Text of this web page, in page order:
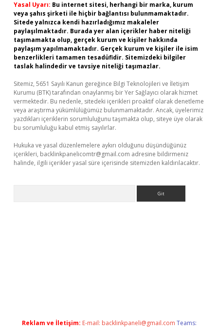
Yasal Uyarı: Bu internet sitesi, herhangi bir marka, kurum
veya şahıs şirketi ile hiçbir bağlantısı bulunmamaktadır.
Sitede yalnızca kendi hazırladığımız makaleler
paylaşılmaktadır. Burada yer alan içerikler haber niteliği
taşımamakta olup, gerçek kurum ve kişiler hakkında
paylaşım yapılmamaktadır. Gerçek kurum ve kişiler ile isim
benzerlikleri tamamen tesadüfidir. Sitemizdeki bilgiler
taslak halindedir ve tavsiye niteliği taşımazlar.
Sitemiz, 5651 Sayılı Kanun gereğince Bilgi Teknolojileri ve İletişim
Kurumu (BTK) tarafından onaylanmış bir Yer Sağlayıcı olarak hizmet
vermektedir. Bu nedenle, sitedeki içerikleri proaktif olarak denetleme
veya araştırma yükümlülüğümüz bulunmamaktadır. Ancak, üyelerimiz
yazdıkları içeriklerin sorumluluğunu taşımakta olup, siteye üye olarak
bu sorumluluğu kabul etmiş sayılırlar.
Hukuka ve yasal düzenlemelere aykırı olduğunu düşündüğünüz
içerikleri, backlinkpanelicomtr@gmail.com adresine bildirmeniz
halinde, ilgili içerikler yasal süre içerisinde sitemizden kaldırılacaktır.
Reklam ve İletişim: E-mail: backlinkpaneli@gmail.com Teams: